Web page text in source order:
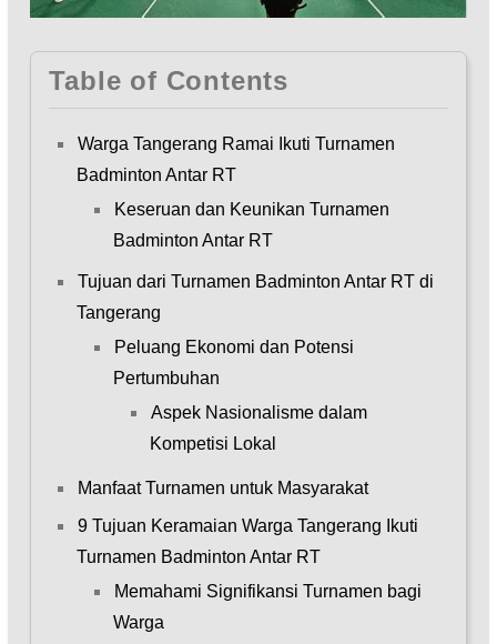
Table of Contents
Warga Tangerang Ramai Ikuti Turnamen
Badminton Antar RT
Keseruan dan Keunikan Turnamen
Badminton Antar RT
Tujuan dari Turnamen Badminton Antar RT di
Tangerang
Peluang Ekonomi dan Potensi
Pertumbuhan
Aspek Nasionalisme dalam
Kompetisi Lokal
Manfaat Turnamen untuk Masyarakat
9 Tujuan Keramaian Warga Tangerang Ikuti
Turnamen Badminton Antar RT
Memahami Signifikansi Turnamen bagi
Warga